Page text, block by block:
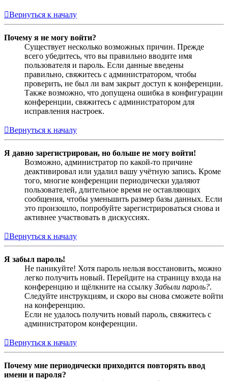
Вернуться к началу
Почему я не могу войти?
Существует несколько возможных причин. Прежде
всего убедитесь, что вы правильно вводите имя
пользователя и пароль. Если данные введены
правильно, свяжитесь с администратором, чтобы
проверить, не был ли вам закрыт доступ к конференции.
Также возможно, что допущена ошибка в конфигурации
конференции, свяжитесь с администратором для
исправления настроек.
Вернуться к началу
Я давно зарегистрирован, но больше не могу войти!
Возможно, администратор по какой-то причине
деактивировал или удалил вашу учётную запись. Кроме
того, многие конференции периодически удаляют
пользователей, длительное время не оставляющих
сообщения, чтобы уменьшить размер базы данных. Если
это произошло, попробуйте зарегистрироваться снова и
активнее участвовать в дискуссиях.
Вернуться к началу
Я забыл пароль!
Не паникуйте! Хотя пароль нельзя восстановить, можно
легко получить новый. Перейдите на страницу входа на
конференцию и щёлкните на ссылку Забыли пароль?.
Следуйте инструкциям, и скоро вы снова сможете войти
на конференцию.
Если не удалось получить новый пароль, свяжитесь с
администратором конференции.
Вернуться к началу
Почему мне периодически приходится повторять ввод
имени и пароля?